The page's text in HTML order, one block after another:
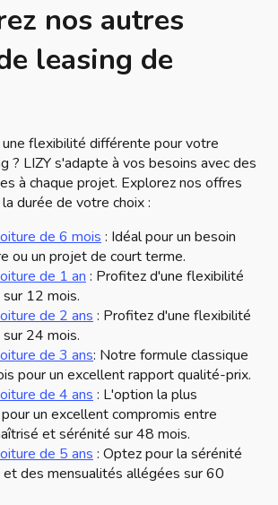
nos autres
leasing de
une flexibilité différente pour votre
? LIZY s'adapte à vos besoins avec des
à chaque projet. Explorez nos offres
durée de votre choix :
de 6 mois : Idéal pour un besoin
ou un projet de court terme.
de 1 an : Profitez d'une flexibilité
12 mois.
de 2 ans : Profitez d'une flexibilité
24 mois.
de 3 ans: Notre formule classique
pour un excellent rapport qualité-prix.
de 4 ans : L'option la plus
un excellent compromis entre
et sérénité sur 48 mois.
de 5 ans : Optez pour la sérénité
et des mensualités allégées sur 60